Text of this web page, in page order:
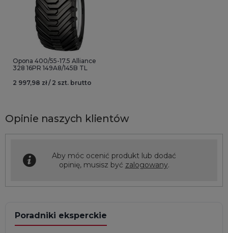
Opona 400/55-17.5 Alliance
328 16PR 149A8/145B TL
2 997,98 zł / 2 szt. brutto
Opinie naszych klientów
Aby móc ocenić produkt lub dodać
opinię, musisz być zalogowany.
Poradniki eksperckie